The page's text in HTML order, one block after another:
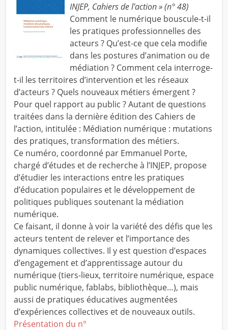
INJEP, Cahiers de l’action » (n° 48)
Comment le numérique bouscule-t-il
les pratiques professionnelles des
acteurs ? Qu’est-ce que cela modifie
dans les postures d’animation ou de
médiation ? Comment cela interroge-
t-il les territoires d’intervention et les réseaux
d’acteurs ? Quels nouveaux métiers émergent ?
Pour quel rapport au public ? Autant de questions
traitées dans la dernière édition des Cahiers de
l’action, intitulée : Médiation numérique : mutations
des pratiques, transformation des métiers.
Ce numéro, coordonné par Emmanuel Porte,
chargé d’études et de recherche à l’INJEP, propose
d’étudier les interactions entre les pratiques
d’éducation populaires et le développement de
politiques publiques soutenant la médiation
numérique.
Ce faisant, il donne à voir la variété des défis que les
acteurs tentent de relever et l’importance des
dynamiques collectives. Il y est question d’espaces
d’engagement et d’apprentissage autour du
numérique (tiers-lieux, territoire numérique, espace
public numérique, fablabs, bibliothèque…), mais
aussi de pratiques éducatives augmentées
d’expériences collectives et de nouveaux outils.
Présentation du n°